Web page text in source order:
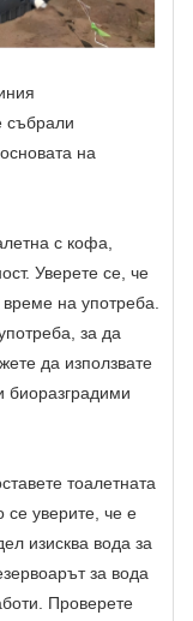
събрали
на
с кофа,
Уверете се, че
на употреба.
за да
да използвате
биоразградими
тоалетната
се уверите, че е
изисква вода за
за вода
Проверете